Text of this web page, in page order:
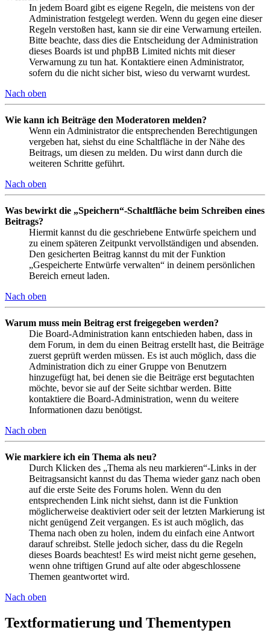
In jedem Board gibt es eigene Regeln, die meistens von der
Administration festgelegt werden. Wenn du gegen eine dieser
Regeln verstoßen hast, kann sie dir eine Verwarnung erteilen.
Bitte beachte, dass dies die Entscheidung der Administration
dieses Boards ist und phpBB Limited nichts mit dieser
Verwarnung zu tun hat. Kontaktiere einen Administrator,
sofern du die nicht sicher bist, wieso du verwarnt wurdest.
Nach oben
Wie kann ich Beiträge den Moderatoren melden?
Wenn ein Administrator die entsprechenden Berechtigungen
vergeben hat, siehst du eine Schaltfläche in der Nähe des
Beitrags, um diesen zu melden. Du wirst dann durch die
weiteren Schritte geführt.
Nach oben
Was bewirkt die „Speichern“-Schaltfläche beim Schreiben eines
Beitrags?
Hiermit kannst du die geschriebene Entwürfe speichern und
zu einem späteren Zeitpunkt vervollständigen und absenden.
Den gesicherten Beitrag kannst du mit der Funktion
„Gespeicherte Entwürfe verwalten“ in deinem persönlichen
Bereich erneut laden.
Nach oben
Warum muss mein Beitrag erst freigegeben werden?
Die Board-Administration kann entschieden haben, dass in
dem Forum, in dem du einen Beitrag erstellt hast, die Beiträge
zuerst geprüft werden müssen. Es ist auch möglich, dass die
Administration dich zu einer Gruppe von Benutzern
hinzugefügt hat, bei denen sie die Beiträge erst begutachten
möchte, bevor sie auf der Seite sichtbar werden. Bitte
kontaktiere die Board-Administration, wenn du weitere
Informationen dazu benötigst.
Nach oben
Wie markiere ich ein Thema als neu?
Durch Klicken des „Thema als neu markieren“-Links in der
Beitragsansicht kannst du das Thema wieder ganz nach oben
auf die erste Seite des Forums holen. Wenn du den
entsprechenden Link nicht siehst, dann ist die Funktion
möglicherweise deaktiviert oder seit der letzten Markierung ist
nicht genügend Zeit vergangen. Es ist auch möglich, das
Thema nach oben zu holen, indem du einfach eine Antwort
darauf schreibst. Stelle jedoch sicher, dass du die Regeln
dieses Boards beachtest! Es wird meist nicht gerne gesehen,
wenn ohne triftigen Grund auf alte oder abgeschlossene
Themen geantwortet wird.
Nach oben
Textformatierung und Thementypen